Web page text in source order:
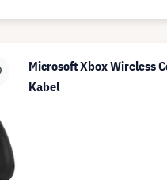
Microsoft Xbox Wireless
Kabel